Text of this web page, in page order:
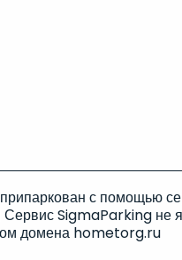
с помощью
SigmaParking не
домена hometorg.ru